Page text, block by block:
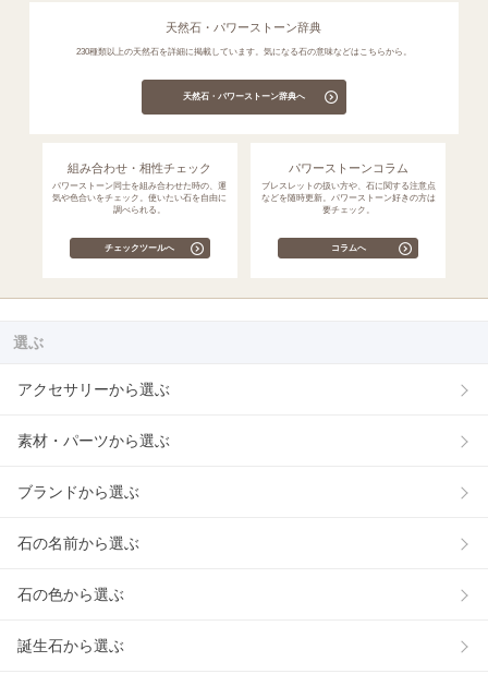
天然石・パワーストーン辞典
230種類以上の天然石を詳細に掲載しています。気になる石の意味などはこちらから。
天然石・パワーストーン辞典へ
組み合わせ・相性チェック
パワーストーン同士を組み合わせた時の、運
気や色合いをチェック。使いたい石を自由に
調べられる。
チェックツールへ
パワーストーンコラム
ブレスレットの扱い方や、石に関する注意点
などを随時更新。パワーストーン好きの方は
要チェック。
コラムへ
選ぶ
アクセサリーから選ぶ
素材・パーツから選ぶ
ブランドから選ぶ
石の名前から選ぶ
石の色から選ぶ
誕生石から選ぶ